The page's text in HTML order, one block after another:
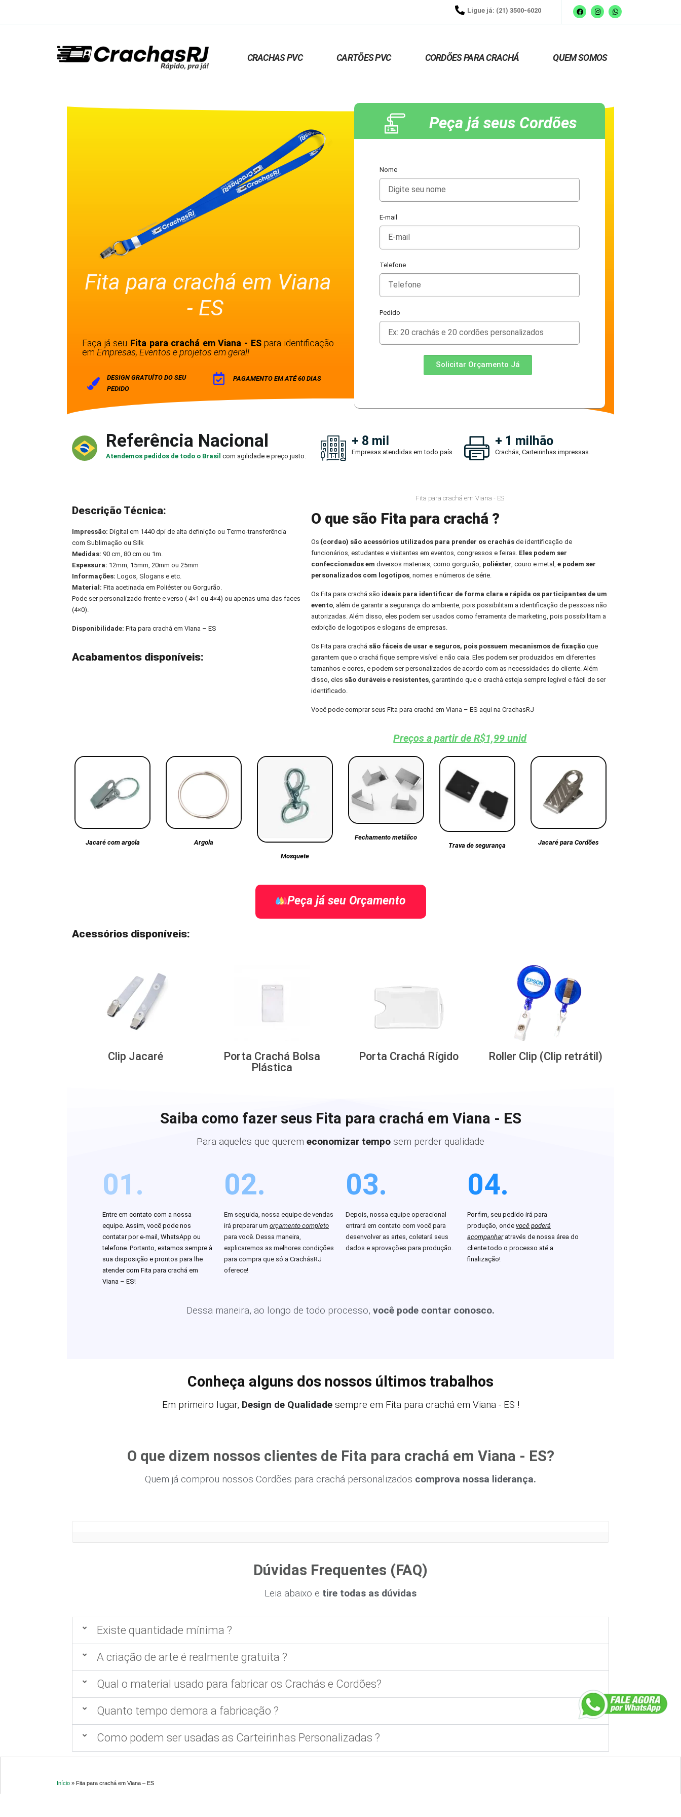
Ligue já: (21) 3500-6020
CRACHAS PVC CARTÕES PVC CORDÕES PARA CRACHÁ QUEM SOMOS
Fita para crachá em Viana
- ES
Faça já seu Fita para crachá em Viana - ESpara identificação
emEmpresas, Eventos e projetos em geral!
DESIGN GRATUÍTO DO SEU
PEDIDO
PAGAMENTO EM ATÉ 60 DIAS
Peça já seus Cordões
Nome
E-mail
Telefone
Pedido
Solicitar Orçamento Já
Referência Nacional
Atendemos pedidos de todo o Brasilcom agilidade e preço justo.
+ 8 mil
Empresas atendidas em todo país.
+ 1 milhão
Crachás, Carteirinhas impressas.
Descrição Técnica:
Impressão: Digital em 1440 dpi de alta definição ou Termo-transferência
com Sublimação ou SIlk
Medidas: 90 cm, 80 cm ou 1m.
Espessura: 12mm, 15mm, 20mm ou 25mm
Informações:Logos, Slogans e etc.
Material: Fita acetinada em Poliéster ou Gorgurão.
Pode ser personalizado frente e verso ( 4×1 ou 4×4) ou apenas uma das faces
(4×0).
Disponibilidade:Fita para crachá em Viana – ES
Acabamentos disponíveis:
Fita para crachá em Viana - ES
O que são Fita para crachá ?
Os {cordao) são acessórios utilizados para prender os crachásde identificação de
funcionários, estudantes e visitantes em eventos, congressos e feiras. Eles podem ser
confeccionados em diversos materiais, como gorgurão, poliéster, couro e metal, e podem ser
personalizados com logotipos, nomes e números de série.
Os Fita para crachá são ideais para identificar de forma clara e rápida os participantes de um
evento, além de garantir a segurança do ambiente, pois possibilitam a identificação de pessoas não
autorizadas. Além disso, eles podem ser usados como ferramenta de marketing, pois possibilitam a
exibição de logotipos e slogans de empresas.
Os Fita para crachá são fáceis de usar e seguros, pois possuem mecanismos de fixaçãoque
garantem que o crachá fique sempre visível e não caia. Eles podem ser produzidos em diferentes
tamanhos e cores, e podem ser personalizados de acordo com as necessidades do cliente. Além
disso, eles são duráveis e resistentes, garantindo que o crachá esteja sempre legível e fácil de ser
identificado.
Você pode comprar seus Fita para crachá em Viana – ES aqui na CrachasRJ
Preços a partir de R$1,99 unid
Jacaré com argola
Argola
Mosquete
Fechamento metálico
Trava de segurança
Jacaré para Cordões
Peça já seu Orçamento
Acessórios disponíveis:
Clip Jacaré
Porta Crachá Bolsa
Plástica
Porta Crachá Rígido Roller Clip (Clip retrátil)
Saiba como fazer seus Fita para crachá em Viana - ES
Para aqueles que querem economizar tempo sem perder qualidade
01.
Entre em contato com a nossa
equipe. Assim, você pode nos
contatar por e-mail, WhatsApp ou
telefone. Portanto, estamos sempre à
sua disposição e prontos para lhe
atender com Fita para crachá em
Viana – ES!
02.
Em seguida, nossa equipe de vendas
irá preparar um orçamento completo
para você. Dessa maneira,
explicaremos as melhores condições
para compra que só a CrachásRJ
oferece!
03.
Depois, nossa equipe operacional
entrará em contato com você para
desenvolver as artes, coletará seus
dados e aprovações para produção.
04.
Por fim, seu pedido irá para
produção, onde você poderá
acompanharatravés de nossa área do
cliente todo o processo até a
finalização!
Dessa maneira, ao longo de todo processo, você pode contar conosco.
Conheça alguns dos nossos últimos trabalhos
Em primeiro lugar, Design de Qualidade sempre em Fita para crachá em Viana - ES !
O que dizem nossos clientes de Fita para crachá em Viana - ES?
Quem já comprou nossos Cordões para crachá personalizados comprova nossa liderança.
Dúvidas Frequentes (FAQ)
Leia abaixo e tire todas as dúvidas
Existe quantidade mínima ?
A criação de arte é realmente gratuita ?
Qual o material usado para fabricar os Crachás e Cordões?
Quanto tempo demora a fabricação ?
Como podem ser usadas as Carteirinhas Personalizadas ?
Início » Fita para crachá em Viana – ES